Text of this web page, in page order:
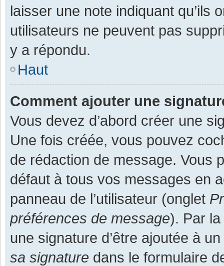
laisser une note indiquant qu’ils
utilisateurs ne peuvent pas
y a répondu.
Haut
Comment ajouter une
Vous devez d’abord créer une
Une fois créée, vous pouvez
de rédaction de message. Vous
défaut à tous vos messages en
panneau de l’utilisateur (onglet
préférences de message). Par
une signature d’être ajoutée à
sa signature dans le formulaire